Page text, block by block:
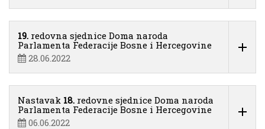
19. redovna sjednice Doma naroda
Parlamenta Federacije Bosne i Hercegovine
28.06.2022
Nastavak 18. redovne sjednice Doma naroda
Parlamenta Federacije Bosne i Hercegovine
06.06.2022